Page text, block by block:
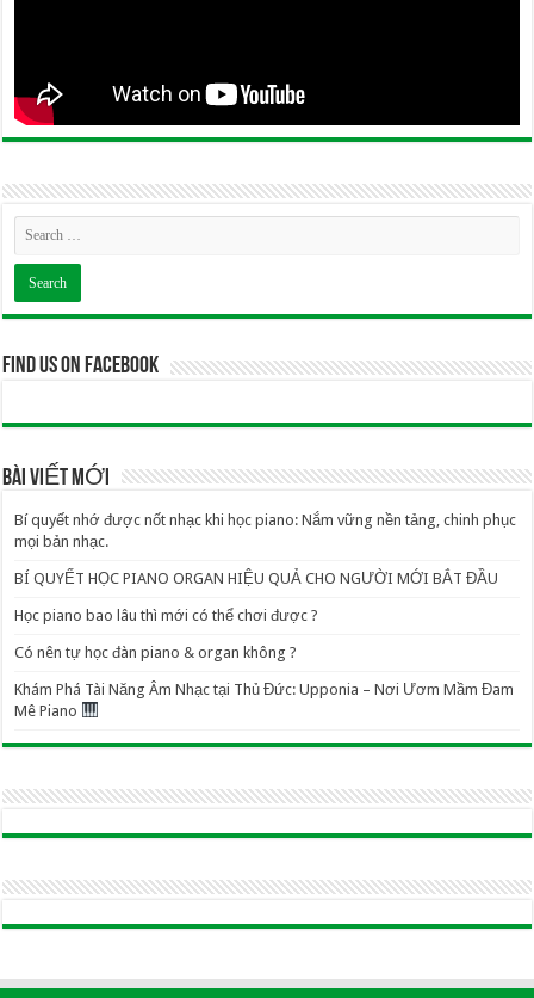
Find us on Facebook
BÀI VIẾT MỚI
Bí quyết nhớ được nốt nhạc khi học piano: Nắm vững nền tảng, chinh phục
mọi bản nhạc.
BÍ QUYẾT HỌC PIANO ORGAN HIỆU QUẢ CHO NGƯỜI MỚI BẮT ĐẦU
Học piano bao lâu thì mới có thể chơi được ?
Có nên tự học đàn piano & organ không ?
Khám Phá Tài Năng Âm Nhạc tại Thủ Đức: Upponia – Nơi Ươm Mầm Đam
Mê Piano